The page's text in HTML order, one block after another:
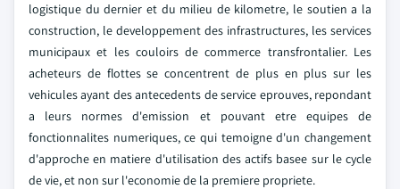
logistique du dernier et du milieu de kilometre, le soutien a la
construction, le developpement des infrastructures, les services
municipaux et les couloirs de commerce transfrontalier. Les
acheteurs de flottes se concentrent de plus en plus sur les
vehicules ayant des antecedents de service eprouves, repondant
a leurs normes d'emission et pouvant etre equipes de
fonctionnalites numeriques, ce qui temoigne d'un changement
d'approche en matiere d'utilisation des actifs basee sur le cycle
de vie, et non sur l'economie de la premiere propriete.